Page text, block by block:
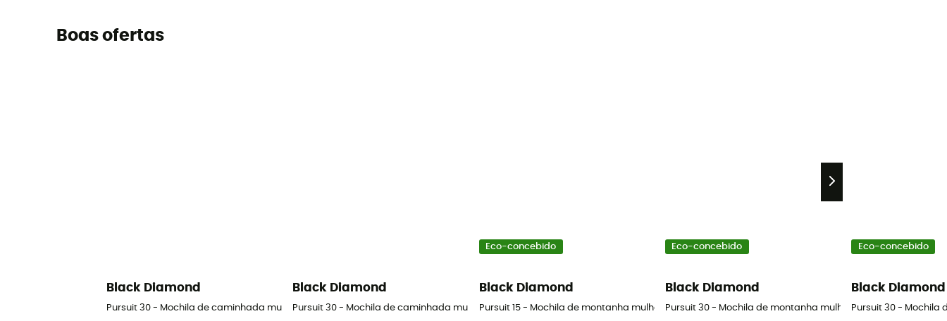
Boas ofertas
Black Diamond
Pursuit 30 - Mochila de caminhada mulher
Black Diamond
Pursuit 30 - Mochila de caminhada mulher
Eco-concebido
Black Diamond
Pursuit 15 - Mochila de montanha mulher
Eco-concebido
Black Diamond
Pursuit 30 - Mochila de montanha mulher
Eco-concebido
Black Diamond
Pursuit 30 - Mochila